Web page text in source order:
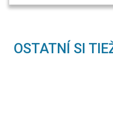
OSTATNÍ SI